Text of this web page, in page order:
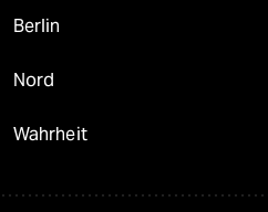
Berlin
Nord
Wahrheit